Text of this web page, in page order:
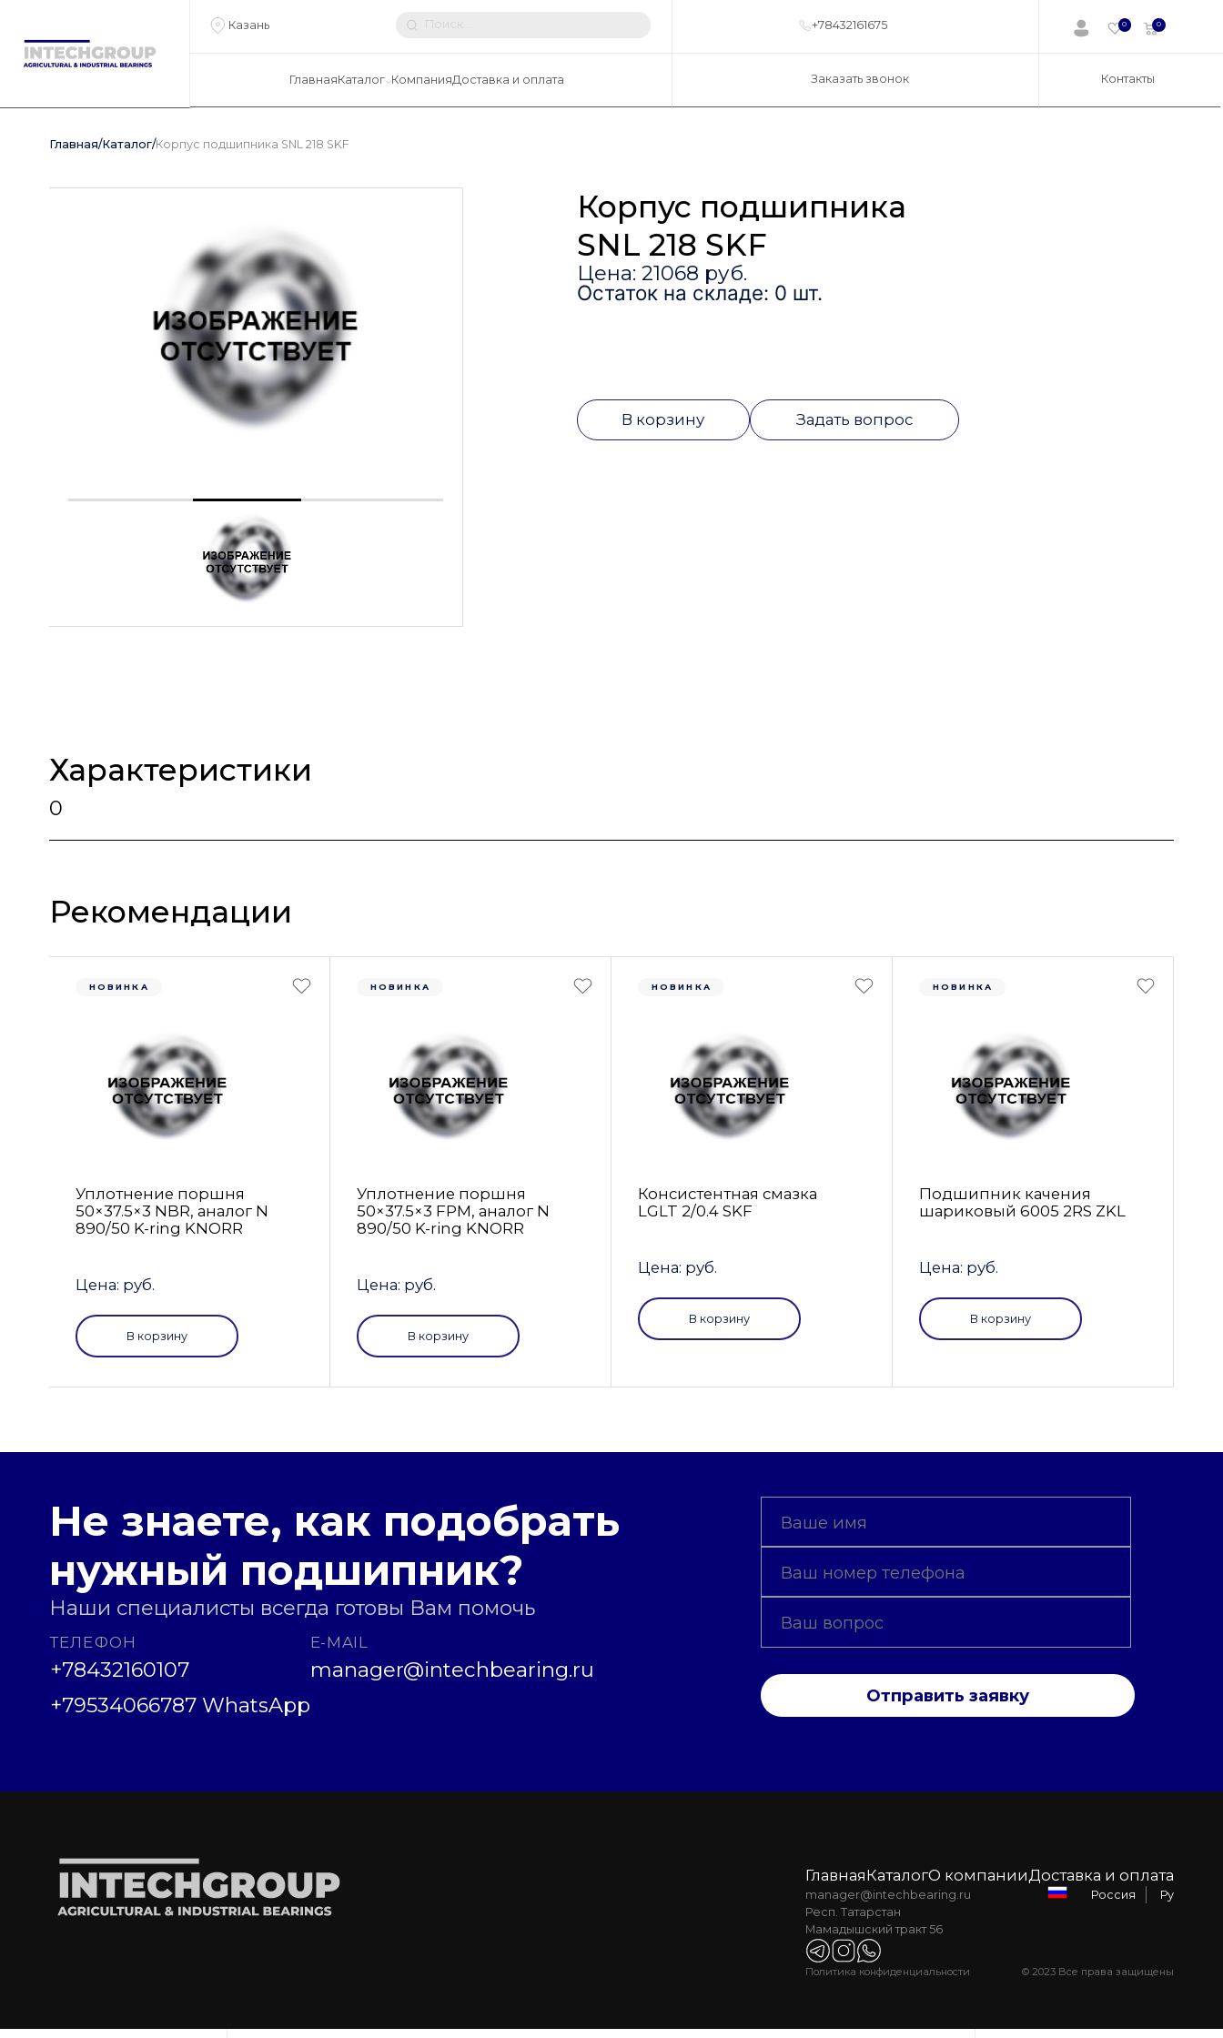
Казань +78432161675 0 0
ГлавнаяКаталог КомпанияДоставка и оплата Заказать звонок Контакты
Главная/Каталог/Корпус подшипника SNL 218 SKF
Корпус подшипника
SNL 218 SKF
Цена: 21068 руб.
Остаток на складе: 0 шт.
В корзину Задать вопрос
Характеристики
0
Рекомендации
НОВИНКА
Уплотнение поршня
50×37.5×3 NBR, аналог N
890/50 K-ring KNORR
Цена: руб.
В корзину
НОВИНКА
Уплотнение поршня
50×37.5×3 FРM, аналог N
890/50 K-ring KNORR
Цена: руб.
В корзину
НОВИНКА
Консистентная смазка
LGLT 2/0.4 SKF
Цена: руб.
В корзину
НОВИНКА
Подшипник качения
шариковый 6005 2RS ZKL
Цена: руб.
В корзину
Не знаете, как подобрать
нужный подшипник?
Наши специалисты всегда готовы Вам помочь
ТЕЛЕФОН
+78432160107
+79534066787 WhatsApp
E-MAIL
manager@intechbearing.ru
Отправить заявку
ГлавнаяКаталогО компанииДоставка и оплата
manager@intechbearing.ru
Респ. Татарстан
Мамадышский тракт 56
Россия Ру
Политика конфиденциальности © 2023 Все права защищены